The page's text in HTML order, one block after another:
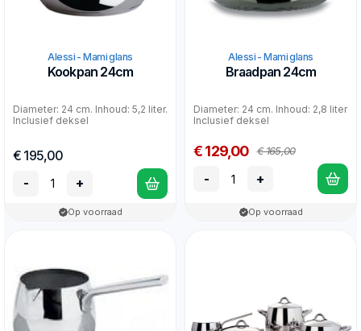
Alessi - Mami glans
Kookpan 24cm
Diameter: 24 cm. Inhoud: 5,2 liter.
Inclusief deksel
€ 195,00
-
+
Op voorraad
Alessi - Mami glans
Braadpan 24cm
Diameter: 24 cm. Inhoud: 2,8 liter
Inclusief deksel
€ 129,00 € 165,00
- +
Op voorraad